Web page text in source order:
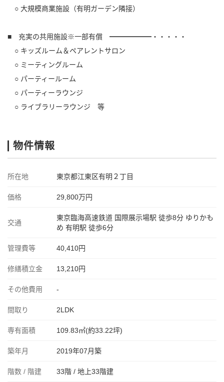
○ 大規模商業施設（有明ガーデン隣接）
■ 充実の共用施設※一部有償 ━━━━━━・・・・・
○ キッズルーム＆ペアレントサロン
○ ミーティングルーム
○ パーティールーム
○ パーティーラウンジ
○ ライブラリーラウンジ 等
物件情報
所在地 東京都江東区有明２丁目
価格 29,800万円
交通
東京臨海高速鉄道 国際展示場駅 徒歩8分 ゆりかも
め 有明駅 徒歩6分
管理費等 40,410円
修繕積立金 13,210円
その他費用 -
間取り 2LDK
専有面積 109.83㎡(約33.22坪)
築年月 2019年07月築
階数 / 階建 33階 / 地上33階建